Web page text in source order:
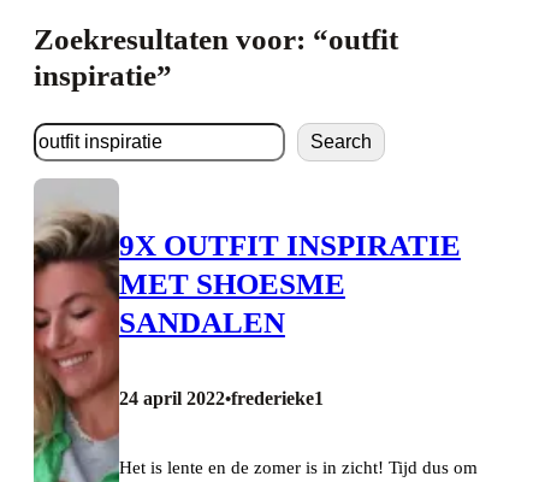
Zoekresultaten voor: “outfit
inspiratie”
Zoeken Search
9X OUTFIT INSPIRATIE
MET SHOESME
SANDALEN
24 april 2022•frederieke1
Het is lente en de zomer is in zicht! Tijd dus om